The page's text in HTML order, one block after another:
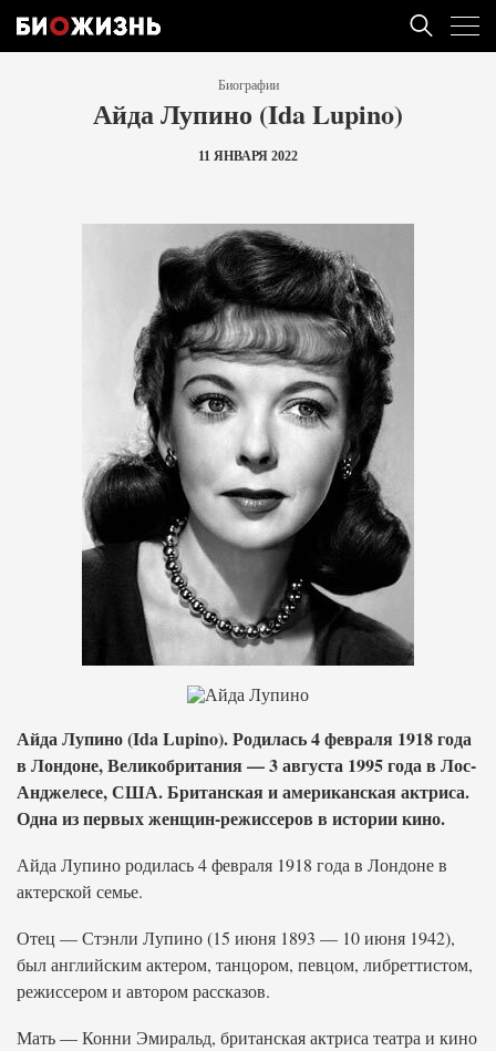
Биографии
Айда Лупино (Ida Lupino)
11 ЯНВАРЯ 2022
Айда Лупино (Ida Lupino). Родилась 4 февраля 1918 года
в Лондоне, Великобритания — 3 августа 1995 года в Лос-
Анджелесе, США. Британская и американская актриса.
Одна из первых женщин-режиссеров в истории кино.
Айда Лупино родилась 4 февраля 1918 года в Лондоне в
актерской семье.
Отец — Стэнли Лупино (15 июня 1893 — 10 июня 1942),
был английским актером, танцором, певцом, либреттистом,
режиссером и автором рассказов.
Мать — Конни Эмиральд, британская актриса театра и кино